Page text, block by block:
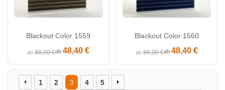
Blackout Color 1559
ab88,00 €ab48,40 €
Blackout Color 1560
ab88,00 €ab 48,40 €
1 2 3 4 5